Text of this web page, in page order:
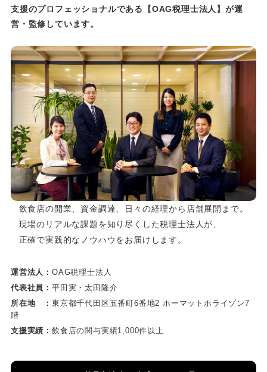
支援のプロフェッショナルである
【OAG税理士法人】が運
営・監修しています。
飲食店の開業、資金調達、日々の経理から店舗展開まで。
現場のリアルな課題を知り尽くした税理士法人が、
正確で実践的なノウハウをお届けします。
運営法人： OAG税理士法人
代表社員： 平田実・太田隆介
所在地 ： 東京都千代田区五番町6番地2 ホーマットホライゾン7
階
支援実績： 飲食店の関与実績1,000件以上